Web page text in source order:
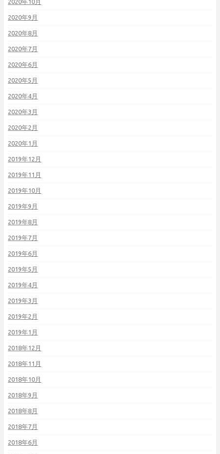
2020年10月
2020年9月
2020年8月
2020年7月
2020年6月
2020年5月
2020年4月
2020年3月
2020年2月
2020年1月
2019年12月
2019年11月
2019年10月
2019年9月
2019年8月
2019年7月
2019年6月
2019年5月
2019年4月
2019年3月
2019年2月
2019年1月
2018年12月
2018年11月
2018年10月
2018年9月
2018年8月
2018年7月
2018年6月